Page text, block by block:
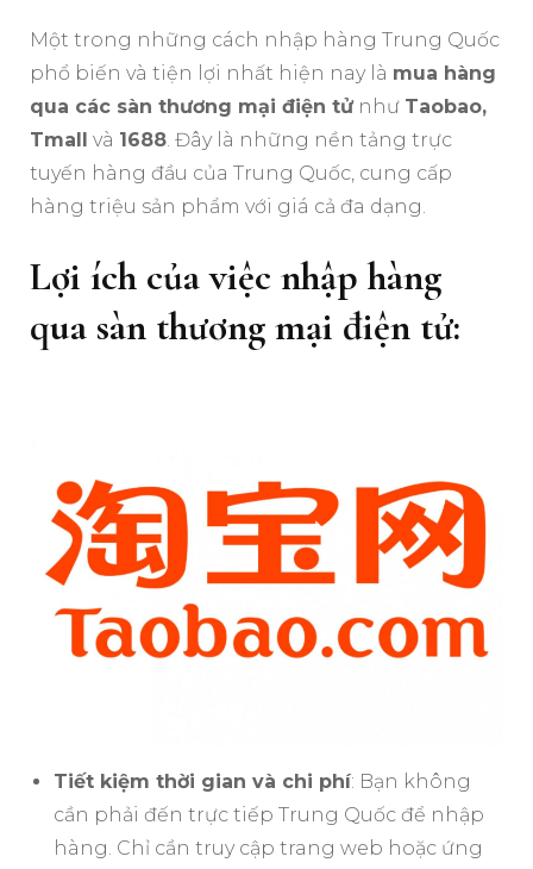
Một trong những cách nhập hàng Trung Quốc
phổ biến và tiện lợi nhất hiện nay là mua hàng
qua các sàn thương mại điện tửnhư Taobao,
Tmall và 1688 . Đây là những nền tảng trực
tuyến hàng đầu của Trung Quốc, cung cấp
hàng triệu sản phẩm với giá cả đa dạng.
Lợi ích của việc nhập hàng
qua sàn thương mại điện tử:
Tiết kiệm thời gian và chi phí: Bạn không
cần phải đến trực tiếp Trung Quốc để nhập
hàng. Chỉ cần truy cập trang web hoặc ứng